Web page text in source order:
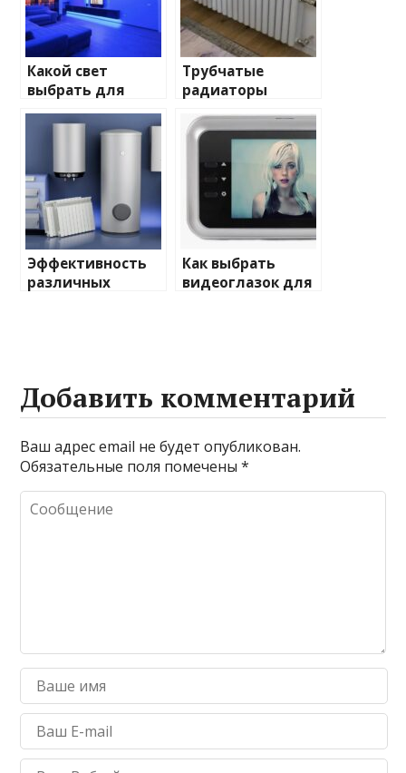
Какой свет
выбрать для
домашнего
освещения
Трубчатые
радиаторы
отопления: виды
и характеристики
Эффективность
различных
Как выбрать
видеоглазок для
Добавить комментарий
Ваш адрес email не будет опубликован.
Обязательные поля помечены*